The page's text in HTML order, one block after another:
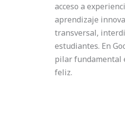
acceso a
aprendizaje
transversal,
estudiantes. En
pilar fundamental
feliz.